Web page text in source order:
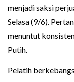
menjadi saksi
Selasa (9/6).
menuntut
Putih.
Pelatih